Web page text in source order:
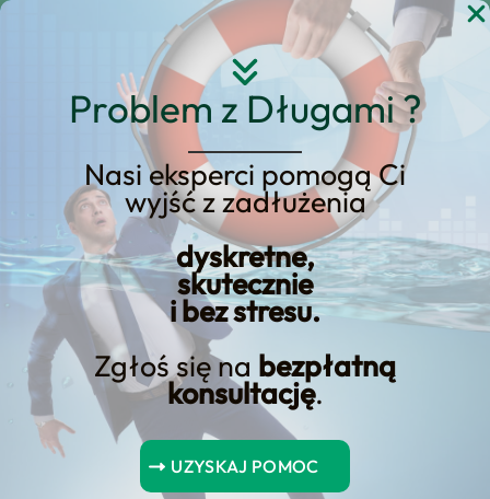
Problem z Długami ?
Nasi eksperci pomogą Ci
wyjść z zadłużenia
dyskretne,
skutecznie
i bez stresu.
Zgłoś się na bezpłatną
konsultację.
UZYSKAJ POMOC
Przejdź
Jak spisać umowę
pożyczki prywatnej –
poradnik krok po kroku
Artykuł: Czy można dostać pożyczkę⁢ z komornikiem?